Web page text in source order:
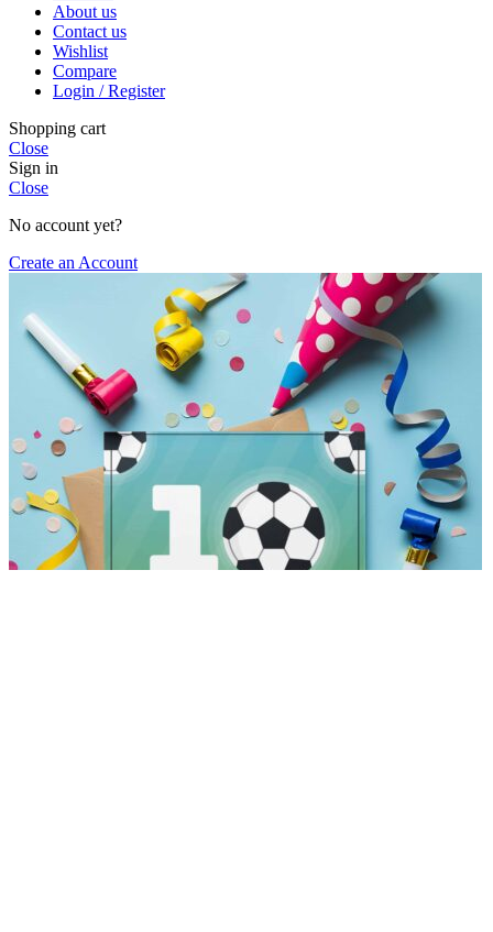
About us
Contact us
Wishlist
Compare
Login / Register
Shopping cart
Close
Sign in
Close
No account yet?
Create an Account